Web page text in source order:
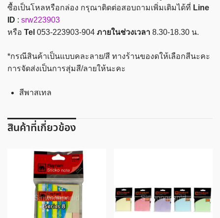
ตรา
ช้าง
ชิ้น
ซื้อเป็นโหลหรือกล่อง กรุณาติดต่อสอบถามเพิ่มเติมได้ที่ Line
ID : srw223903
หรือ Tel 053-223903-904 ภายในช่วงเวลา 8.30-18.30 น.
*กรณีสินค้าเป็นแบบคละลาย/สี ทางร้านของดให้เลือกสีนะคะ
การจัดส่งเป็นการสุ่มสี/ลายให้นะคะ
สีพาสเทล
สินค้าที่เกี่ยวข้อง